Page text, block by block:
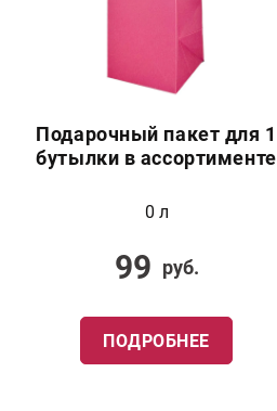
Подарочный пакет для 1
бутылки в ассортименте
0 л
99 руб.
ПОДРОБНЕЕ